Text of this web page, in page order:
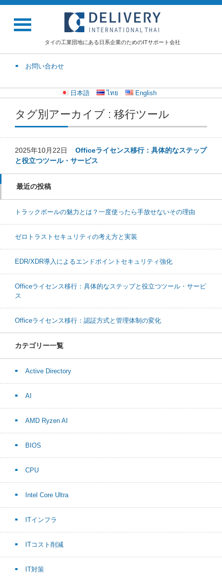
タイの工業団地にある日系企業のためのITサポート会社
お問い合わせ
日本語 ไทย English
タグ別アーカイブ : 移行ツール
2025年10月22日 Officeライセンス移行：具体的なステップ
と役立つツール・サービス
最近の投稿
トラックボールの魅力とは？一度使ったら手放せないその理由
ゼロトラストセキュリティの考え方と実装
EDR/XDR導入によるエンドポイントセキュリティ強化
Officeライセンス移行：具体的なステップと役立つツール・サービ
ス
Officeライセンス移行：認証方式と管理体制の変化
カテゴリー一覧
Active Directory
AI
AMD Ryzen AI
BIOS
CPU
Intel Core Ultra
ITインフラ
ITコスト削減
IT対策